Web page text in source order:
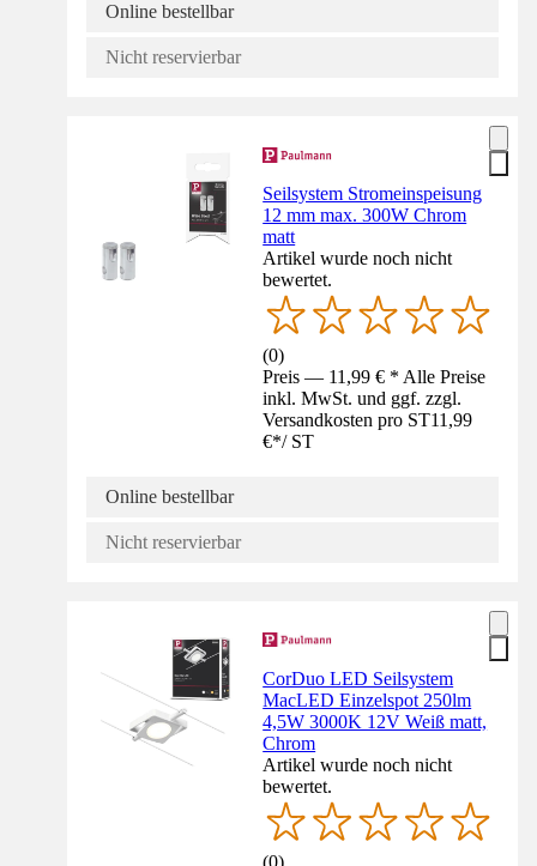
Online bestellbar
Nicht reservierbar
Seilsystem Stromeinspeisung
12 mm max. 300W Chrom
matt
Artikel wurde noch nicht
bewertet.
(0)
Preis — 11,99 € * Alle Preise
inkl. MwSt. und ggf. zzgl.
Versandkosten pro ST11,99
€*/ ST
Online bestellbar
Nicht reservierbar
CorDuo LED Seilsystem
MacLED Einzelspot 250lm
4,5W 3000K 12V Weiß matt,
Chrom
Artikel wurde noch nicht
bewertet.
(0)